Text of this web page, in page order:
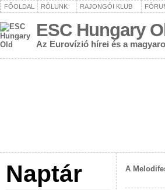
FŐOLDAL RÓLUNK RAJONGÓI KLUB
ESC Hungary
Az Eurovízió hírei és a
Naptár A